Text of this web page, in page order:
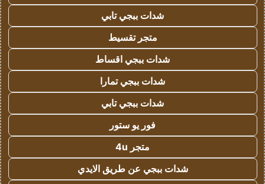
شدات ببجي تابي
متجر تقسيط
شدات ببجي اقساط
شدات ببجي تمارا
شدات ببجي تابي
فور يو ستور
متجر 4u
شدات ببجي عن طريق الايدي